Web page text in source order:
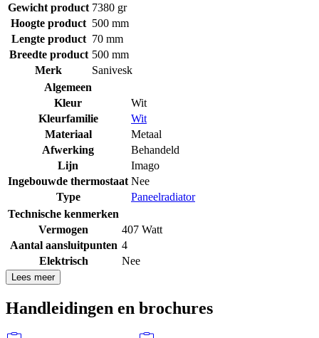
Gewicht product 7380 gr
Hoogte product 500 mm
Lengte product 70 mm
Breedte product 500 mm
Merk
Sanivesk
Algemeen
Kleur
Wit
Kleurfamilie
Wit
Materiaal
Metaal
Afwerking
Behandeld
Lijn
Imago
Ingebouwde thermostaat Nee
Type
Paneelradiator
Technische kenmerken
Vermogen
407 Watt
Aantal aansluitpunten 4
Elektrisch
Nee
Lees meer
Handleidingen en brochures